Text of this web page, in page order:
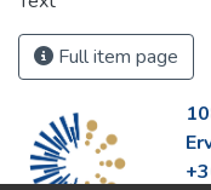
Full item page